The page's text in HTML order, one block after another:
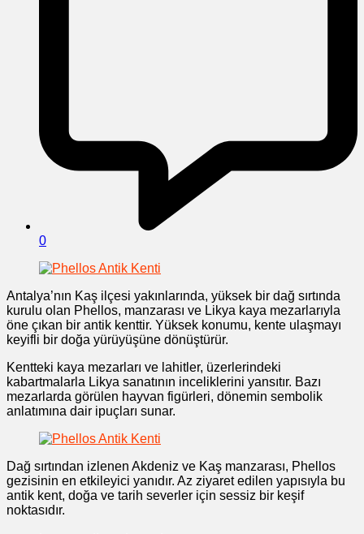
0
Antalya’nın Kaş ilçesi yakınlarında, yüksek bir dağ sırtında
kurulu olan Phellos, manzarası ve Likya kaya mezarlarıyla
öne çıkan bir antik kenttir. Yüksek konumu, kente ulaşmayı
keyifli bir doğa yürüyüşüne dönüştürür.
Kentteki kaya mezarları ve lahitler, üzerlerindeki
kabartmalarla Likya sanatının inceliklerini yansıtır. Bazı
mezarlarda görülen hayvan figürleri, dönemin sembolik
anlatımına dair ipuçları sunar.
Dağ sırtından izlenen Akdeniz ve Kaş manzarası, Phellos
gezisinin en etkileyici yanıdır. Az ziyaret edilen yapısıyla bu
antik kent, doğa ve tarih severler için sessiz bir keşif
noktasıdır.